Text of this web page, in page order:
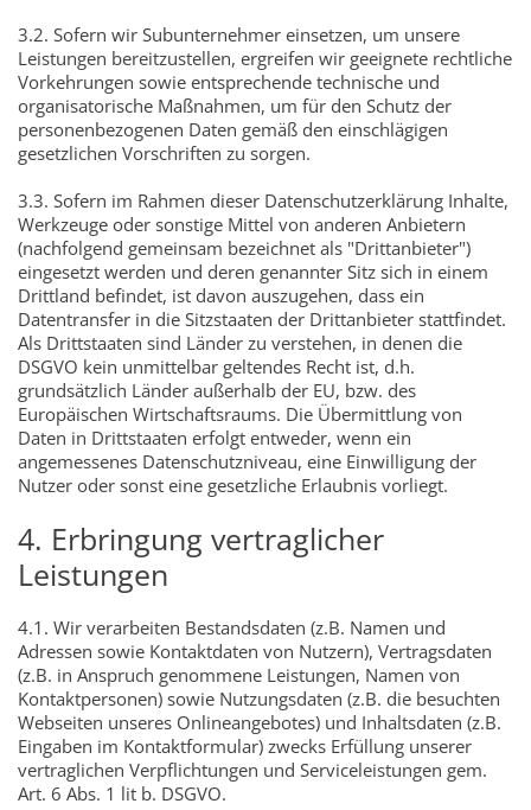
3.2. Sofern wir Subunternehmer einsetzen, um unsere
Leistungen bereitzustellen, ergreifen wir geeignete rechtliche
Vorkehrungen sowie entsprechende technische und
organisatorische Maßnahmen, um für den Schutz der
personenbezogenen Daten gemäß den einschlägigen
gesetzlichen Vorschriften zu sorgen.
3.3. Sofern im Rahmen dieser Datenschutzerklärung Inhalte,
Werkzeuge oder sonstige Mittel von anderen Anbietern
(nachfolgend gemeinsam bezeichnet als "Drittanbieter")
eingesetzt werden und deren genannter Sitz sich in einem
Drittland befindet, ist davon auszugehen, dass ein
Datentransfer in die Sitzstaaten der Drittanbieter stattfindet.
Als Drittstaaten sind Länder zu verstehen, in denen die
DSGVO kein unmittelbar geltendes Recht ist, d.h.
grundsätzlich Länder außerhalb der EU, bzw. des
Europäischen Wirtschaftsraums. Die Übermittlung von
Daten in Drittstaaten erfolgt entweder, wenn ein
angemessenes Datenschutzniveau, eine Einwilligung der
Nutzer oder sonst eine gesetzliche Erlaubnis vorliegt.
4. Erbringung vertraglicher
Leistungen
4.1. Wir verarbeiten Bestandsdaten (z.B. Namen und
Adressen sowie Kontaktdaten von Nutzern), Vertragsdaten
(z.B. in Anspruch genommene Leistungen, Namen von
Kontaktpersonen) sowie Nutzungsdaten (z.B. die besuchten
Webseiten unseres Onlineangebotes) und Inhaltsdaten (z.B.
Eingaben im Kontaktformular) zwecks Erfüllung unserer
vertraglichen Verpflichtungen und Serviceleistungen gem.
Art. 6 Abs. 1 lit b. DSGVO.